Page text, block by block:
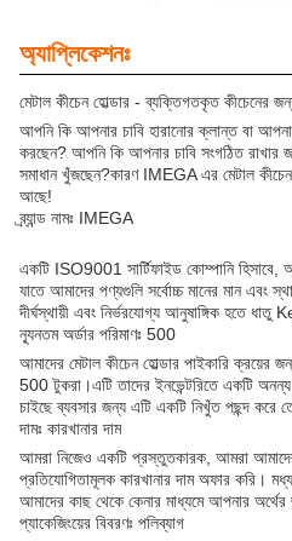
অ্যাপ্লিকেশনঃ
মেটাল কীচেন হোল্ডার - ব্যক্তিগতকৃত কীচেনের
আপনি কি আপনার চাবি হারানোর ক্লান্ত বা
করছেন? আপনি কি আপনার চাবি সংগঠিত রাখার
সমাধান খুঁজছেন?কারণ IMEGA এর মেটাল কীচেন
আছে!
ব্র্যান্ড নামঃ IMEGA
একটি ISO9001 সার্টিফাইড কোম্পানি হিসাবে,
যাতে আমাদের পণ্যগুলি সর্বোচ্চ মানের মান এবং
দীর্ঘস্থায়ী এবং নির্ভরযোগ্য আনুষাঙ্গিক হতে
ন্যূনতম অর্ডার পরিমাণঃ 500
আমাদের মেটাল কীচেন হোল্ডার পাইকারি ক্রয়ের
500 টুকরা।এটি তাদের ইনভেন্টরিতে একটি
চাইছে ব্যবসার জন্য এটি একটি নিখুঁত পছন্দ করে
দামঃ কারখানার দাম
আমরা নিজেও একটি প্রস্তুতকারক, আমরা আমাদের
প্রতিযোগিতামূলক কারখানার দাম অফার করি।
আমাদের কাছ থেকে কেনার মাধ্যমে আপনার
প্যাকেজিংয়ের বিবরণঃ পলিব্যাগ